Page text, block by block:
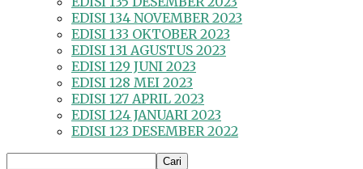
EDISI 134 NOVEMBER 2023
EDISI 133 OKTOBER 2023
EDISI 131 AGUSTUS 2023
EDISI 129 JUNI 2023
EDISI 128 MEI 2023
EDISI 127 APRIL 2023
EDISI 124 JANUARI 2023
EDISI 123 DESEMBER 2022